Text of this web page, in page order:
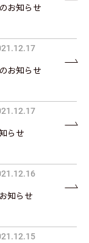
お知らせ
お知らせ
らせ
知らせ